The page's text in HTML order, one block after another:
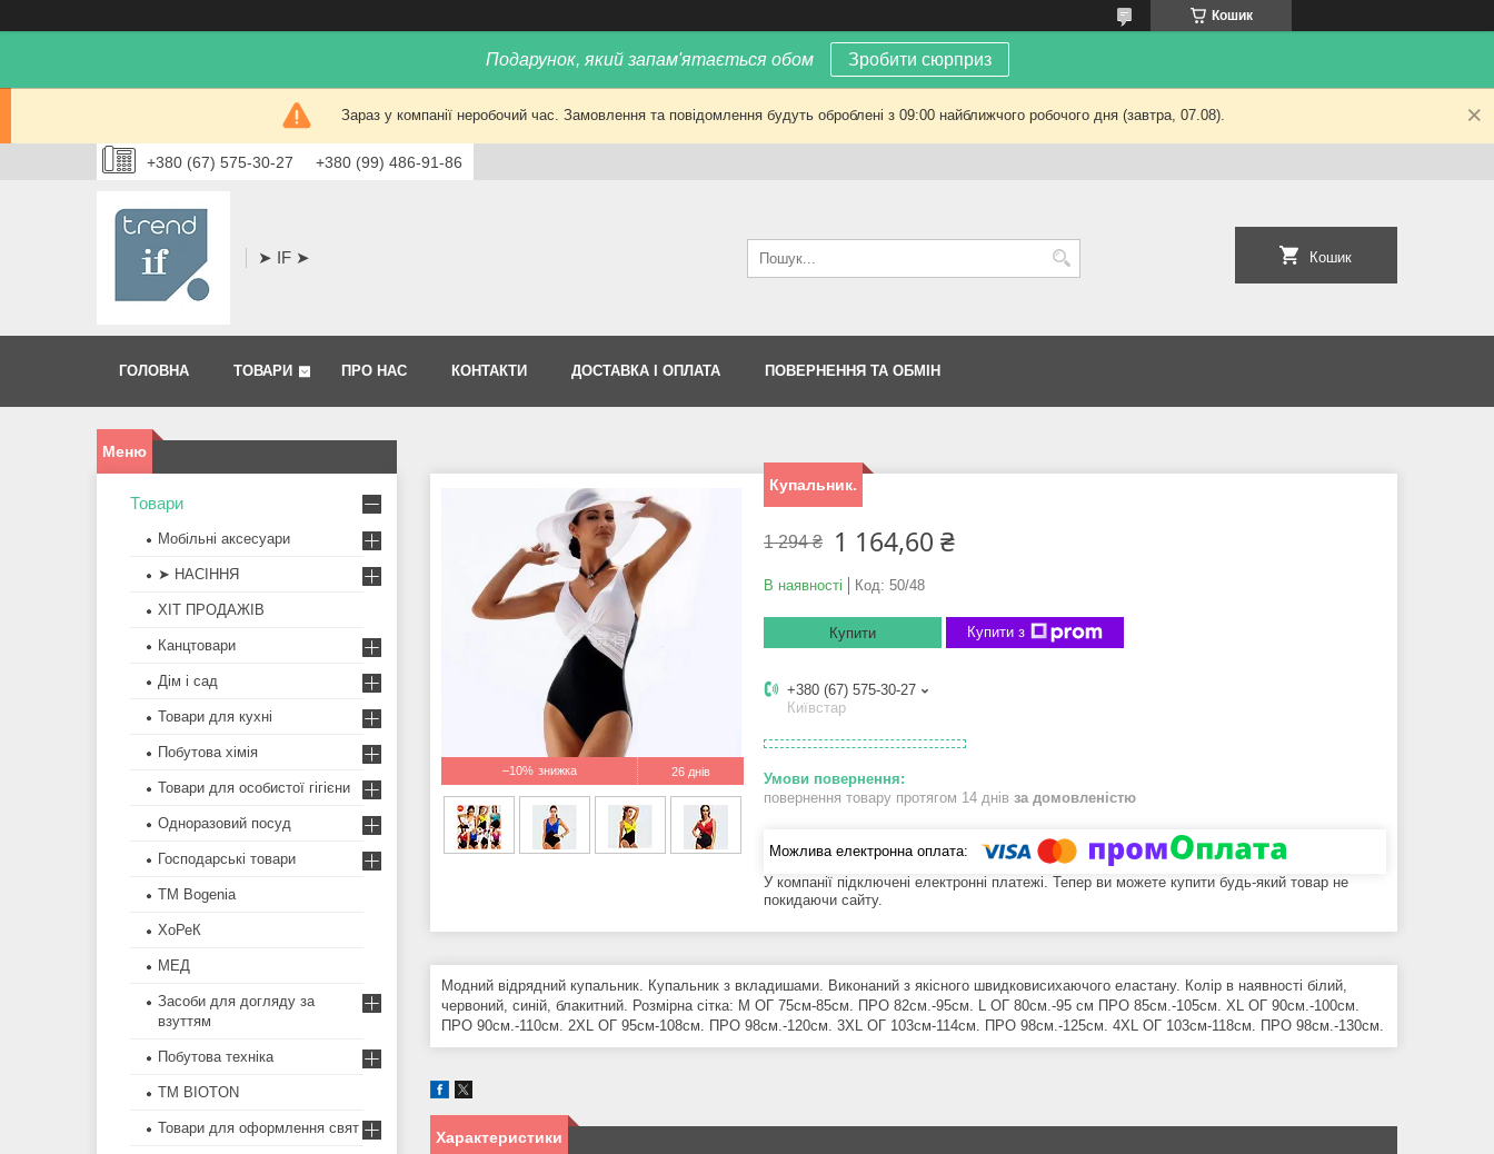
Кошик
Подарунок, який запам'ятається обом Зробити сюрприз
Зараз у компанії неробочий час. Замовлення та повідомлення будуть оброблені з 09:00 найближчого робочого дня (завтра, 07.08).
+380 (67) 575-30-27 +380 (99) 486-91-86
➤ IF ➤ Кошик
ГОЛОВНА ТОВАРИ ПРО НАС КОНТАКТИ ДОСТАВКА І ОПЛАТА ПОВЕРНЕННЯ ТА ОБМІН
–10% 26 днів
Купальник.
1 294 ₴ 1 164,60 ₴
В наявності Код: 50/48
Купити Купити з
+380 (67) 575-30-27
Київстар
повернення товару протягом 14 днів за домовленістю
У компанії підключені електронні платежі. Тепер ви можете купити будь-який товар не
покидаючи сайту.
Модний відрядний купальник. Купальник з вкладишами. Виконаний з якісного швидковисихаючого еластану. Колір в наявності білий,
червоний, синій, блакитний. Розмірна сітка: M ОГ 75см-85см. ПРО 82см.-95см. L ОГ 80см.-95 см ПРО 85см.-105см. XL ОГ 90см.-100см.
ПРО 90см.-110см. 2XL ОГ 95см-108см. ПРО 98см.-120см. 3ХL ОГ 103см-114см. ПРО 98см.-125см. 4ХL ОГ 103см-118см. ПРО 98см.-130см.
Характеристики
Товари
Мобільні аксесуари
➤ НАСІННЯ
ХІТ ПРОДАЖІВ
Канцтовари
Дім і сад
Товари для кухні
Побутова хімія
Товари для особистої гігієни
Одноразовий посуд
Господарські товари
ТМ Bogenia
ХоРеК
МЕД
Засоби для догляду за
взуттям
Побутова техніка
ТМ BIOTON
Товари для оформлення свят